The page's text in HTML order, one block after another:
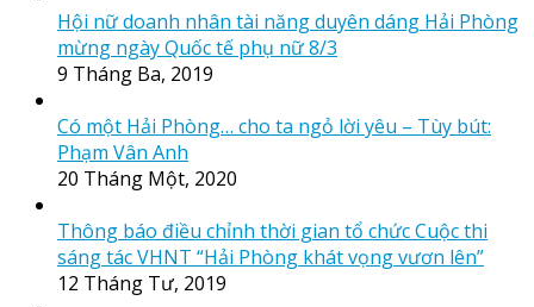
Hội nữ doanh nhân tài năng duyên dáng Hải Phòng
mừng ngày Quốc tế phụ nữ 8/3
9 Tháng Ba, 2019
Có một Hải Phòng… cho ta ngỏ lời yêu – Tùy bút:
Phạm Vân Anh
20 Tháng Một, 2020
Thông báo điều chỉnh thời gian tổ chức Cuộc thi
sáng tác VHNT “Hải Phòng khát vọng vươn lên”
12 Tháng Tư, 2019